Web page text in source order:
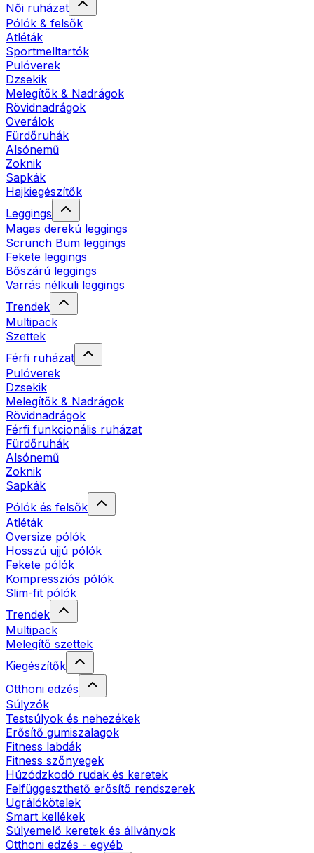
Női ruházat
Pólók & felsők
Atléták
Sportmelltartók
Pulóverek
Dzsekik
Melegítők & Nadrágok
Rövidnadrágok
Overálok
Fürdőruhák
Alsónemű
Zoknik
Sapkák
Hajkiegészítők
Leggings
Magas derekú leggings
Scrunch Bum leggings
Fekete leggings
Bőszárú leggings
Varrás nélküli leggings
Trendek
Multipack
Szettek
Férfi ruházat
Pulóverek
Dzsekik
Melegítők & Nadrágok
Rövidnadrágok
Férfi funkcionális ruházat
Fürdőruhák
Alsónemű
Zoknik
Sapkák
Pólók és felsők
Atléták
Oversize pólók
Hosszú ujjú pólók
Fekete pólók
Kompressziós pólók
Slim-fit pólók
Trendek
Multipack
Melegítő szettek
Kiegészítők
Otthoni edzés
Súlyzók
Testsúlyok és nehezékek
Erősítő gumiszalagok
Fitness labdák
Fitness szőnyegek
Húzódzkodó rudak és keretek
Felfüggeszthető erősítő rendszerek
Ugrálókötelek
Smart kellékek
Súlyemelő keretek és állványok
Otthoni edzés - egyéb